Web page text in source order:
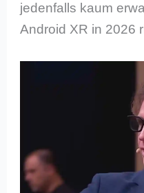
jedenfalls kaum
Android XR in 2026